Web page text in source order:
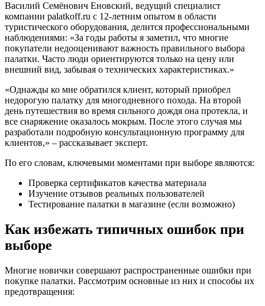
Василий Семёнович Еновский, ведущий специалист
компании palatkoff.ru с 12-летним опытом в области
туристического оборудования, делится профессиональными
наблюдениями: «За годы работы я заметил, что многие
покупатели недооценивают важность правильного выбора
палатки. Часто люди ориентируются только на цену или
внешний вид, забывая о технических характеристиках.»
«Однажды ко мне обратился клиент, который приобрел
недорогую палатку для многодневного похода. На второй
день путешествия во время сильного дождя она протекла, и
все снаряжение оказалось мокрым. После этого случая мы
разработали подробную консультационную программу для
клиентов,» – рассказывает эксперт.
По его словам, ключевыми моментами при выборе являются:
Проверка сертификатов качества материала
Изучение отзывов реальных пользователей
Тестирование палатки в магазине (если возможно)
Как избежать типичных ошибок при
выборе
Многие новички совершают распространенные ошибки при
покупке палатки. Рассмотрим основные из них и способы их
предотвращения: